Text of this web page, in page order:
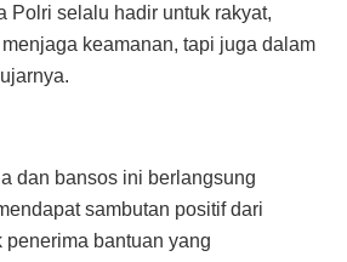
Polri selalu hadir untuk rakyat,
keamanan, tapi juga dalam
dan bansos ini berlangsung
sambutan positif dari
penerima bantuan yang